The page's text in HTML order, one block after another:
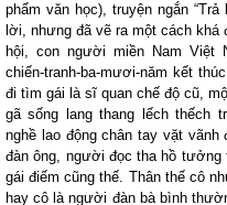
phẩm văn học), truyện ngắn
lời, nhưng đã vẽ ra một cách khá
hội, con người miền Nam Việt
chiến-tranh-ba-mươi-năm kết
đi tìm gái là sĩ quan chế độ cũ,
gã sống lang thang lếch thếch
nghề lao động chân tay vặt vãnh
đàn ông, người đọc tha hồ
gái điếm cũng thế. Thân thế cô
hay cô là người đàn bà bình